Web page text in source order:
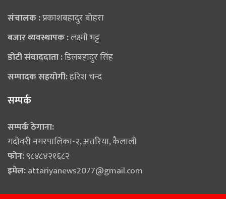
संचालक :प्रकाशबहादुर बोहरा
बजार व्यवस्थापक :लक्ष्मी भट्ट
डोटी संवाददाता :डिलबहादुर सिंह
सम्पादक सहयोगी:हरिश चन्द
सम्पर्क
सम्पर्क ठेगाना:
गदोवरी नगरपालिका-२, अत्तरिया, कैलाली
फोन:९८४८४२१६८२
इमेल:attariyanews2077@gmail.com